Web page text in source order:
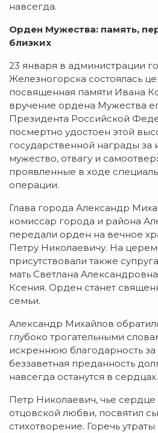
навсегда.
Орден Мужества: память,
близких
23 января в администрации
Железногорска состоялась
посвященная памяти Ивана
вручение ордена Мужества
Президента Российской
посмертно удостоен этой
государственной награды за
мужество, отвагу и
проявленные в ходе
операции.
Глава города Александр
комиссар города и района
передали орден на вечное
Петру Николаевичу. На
присутствовали также
мать Светлана
Ксения. Орден станет
семьи.
Александр Михайлов
глубоко трогательными
искреннюю благодарность за
беззаветная преданность
навсегда останутся в сердцах.
Петр Николаевич, чье
отцовской любви, посвятил
стихотворение. Горечь